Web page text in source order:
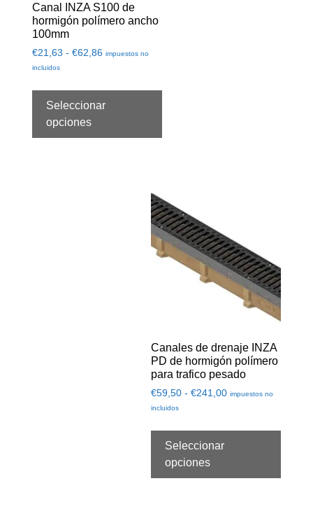
Canal INZA S100 de
hormigón polímero ancho
100mm
€21,63 - €62,86 impuestos no
incluidos
Seleccionar
opciones
Canales de drenaje INZA
PD de hormigón polímero
para trafico pesado
€59,50 - €241,00 impuestos no
incluidos
Seleccionar
opciones